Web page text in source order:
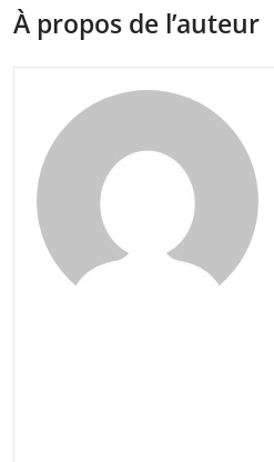
À propos de l’auteur